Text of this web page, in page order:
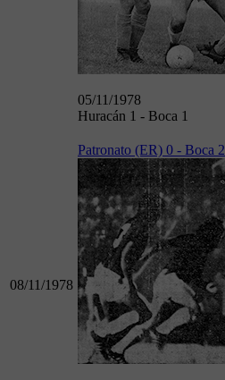
05/11/1978
Huracán 1 - Boca 1
08/11/1978
Patronato (ER) 0 - Boca 2